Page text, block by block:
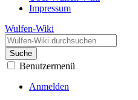
Impressum
Wulfen-Wiki
Suche
Benutzermenü
Anmelden